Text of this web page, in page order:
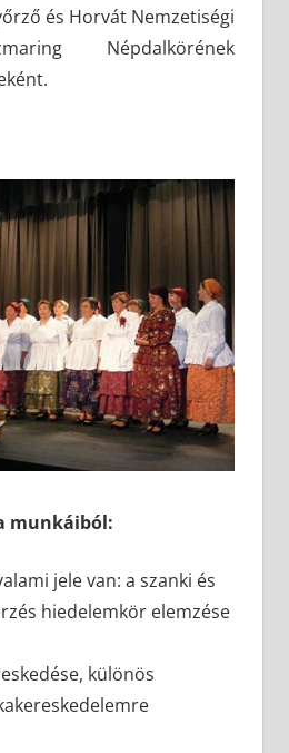
és Horvát Nemzetiségi
Népdalkörének
munkáiból:
jele van: a szanki és
hiedelemkör elemzése
különös